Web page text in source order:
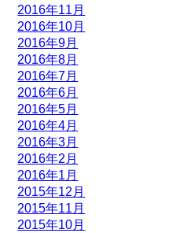
2016年11月
2016年10月
2016年9月
2016年8月
2016年7月
2016年6月
2016年5月
2016年4月
2016年3月
2016年2月
2016年1月
2015年12月
2015年11月
2015年10月